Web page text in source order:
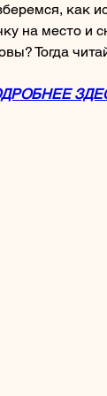
как
на место и
Тогда